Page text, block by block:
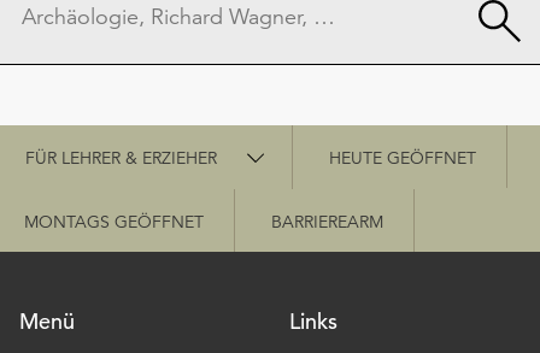
Schnellzugriff
FÜR LEHRER & ERZIEHER HEUTE GEÖFFNET
MONTAGS GEÖFFNET BARRIEREARM
Menü
Links